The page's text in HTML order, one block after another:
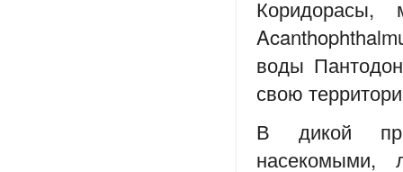
Коридорасы,
воды
свою
В дикой